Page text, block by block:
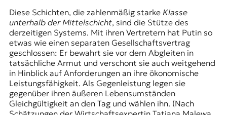
Diese Schichten, die zahlenmäßig starke Klasse
unterhalb der Mittelschicht, sind die Stütze des
derzeitigen Systems. Mit ihren Vertretern hat Putin so
etwas wie einen separaten Gesellschaftsvertrag
geschlossen: Er bewahrt sie vor dem Abgleiten in
tatsächliche Armut und verschont sie auch weitgehend
in Hinblick auf Anforderungen an ihre ökonomische
Leistungsfähigkeit. Als Gegenleistung legen sie
gegenüber ihren äußeren Lebensumständen
Gleichgültigkeit an den Tag und wählen ihn. (Nach